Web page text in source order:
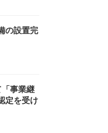
の設置完
事業継
定を受け